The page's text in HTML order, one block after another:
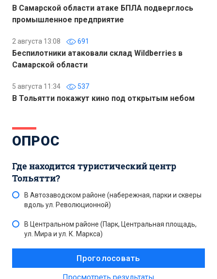
В Самарской области атаке БПЛА подверглось
промышленное предприятие
2 августа 13:08 691
Беспилотники атаковали склад Wildberries в
Самарской области
5 августа 11:34 537
В Тольятти покажут кино под открытым небом
ОПРОС
Где находится туристический центр
Тольятти?
В Автозаводском районе (набережная, парки и скверы
вдоль ул. Революционной)
В Центральном районе (Парк, Центральная площадь,
ул. Мира и ул. К. Маркса)